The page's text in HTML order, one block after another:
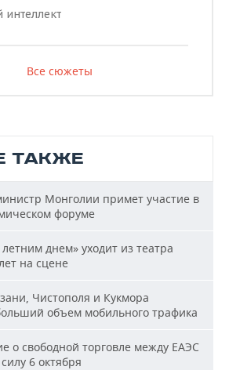
интеллект
Все сюжеты
ТАКЖЕ
Монголии примет участие в
форуме
днем» уходит из театра
на сцене
Чистополя и Кукмора
объем мобильного трафика
о свободной торговле между ЕАЭС
6 октября